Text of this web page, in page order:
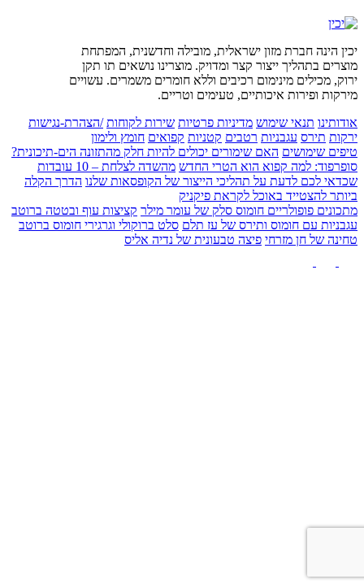
יכין הינה חברת מזון ישראלית, מובילה וחדשנית, המפתחת
מוצרים בתהליך ייצור קצר ומדויק. מוצרינו נושאים תו תקן
ירוק, מכילים מינימום רכיבים וללא חומרים משמרים. עשויים
מירקות ופירות איכותיים, טעימים וטריים.
אודותינו תנאי שימוש מדיניות פרטיות שירות לקוחות /הצהרת-נגישות
ירקות תירס עגבניות רטבים קטניות קפואים חומץ ולימון
טיפים שימושים האם שימורים יכולים להיות חלק מהתזונה הים-תיכונית?
סופרפוד: למה קפוא הוא הטרי החדש
מהשדה לצלחת – 10 עובדות
שכדאי לכם לדעת על תהליכי הייצור של הקופסאות שלנו הדרך הקלה
ביותר להצטייד באוכל לקראת פיקניק
מתכונים פופולריים חומוס סלק של עומר מילר קציצות עוף ובטטה ברוטב
עגבניות עם חומוס ותירס של עז תלם סלט ברוקולי וגרגירי חומוס ברוטב
טחינה של חן מזרחי פיצה טבעונית של נדיה אליס